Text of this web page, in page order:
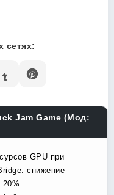
сетях:
Jam Game (Мод:
GPU при
снижение
20%.